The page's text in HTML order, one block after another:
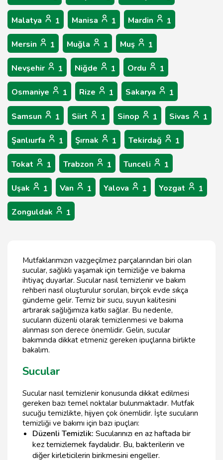
Malatya 1 Manisa 1 Mardin 1
Mersin 1 Muğla 1 Muş 1
Nevşehir 1 Niğde 1 Ordu 1
Osmaniye 1 Rize 1 Sakarya 1
Samsun 1 Siirt 1 Sinop 1 Sivas 1
Şanlıurfa 1 Şırnak 1 Tekirdağ 1
Tokat 1 Trabzon 1 Tunceli 1
Uşak 1 Van 1 Yalova 1 Yozgat 1
Zonguldak 1
Mutfaklarımızın vazgeçilmez parçalarından biri olan
sucular, sağlıklı yaşamak için temizliğe ve bakıma
ihtiyaç duyarlar. Sucular nasıl temizlenir ve bakım
rehberi nasıl oluşturulur soruları, birçok evde sıkça
gündeme gelir. Temiz bir sucu, suyun kalitesini
artırarak sağlığımıza katkı sağlar. Bu nedenle,
sucuların düzenli olarak temizlenmesi ve bakıma
alınması son derece önemlidir. Gelin, sucular
bakımında dikkat etmeniz gereken ipuçlarına birlikte
bakalım.
Sucular
Sucular nasıl temizlenir konusunda dikkat edilmesi
gereken bazı temel noktalar bulunmaktadır. Mutfak
sucuğu temizlikte, hijyen çok önemlidir. İşte sucuların
temizliği ve bakımı için bazı ipuçları:
Düzenli Temizlik: Sucularınızı en az haftada bir
kez temizlemek faydalıdır. Bu, bakterilerin ve
diğer kirleticilerin birikmesini engeller.